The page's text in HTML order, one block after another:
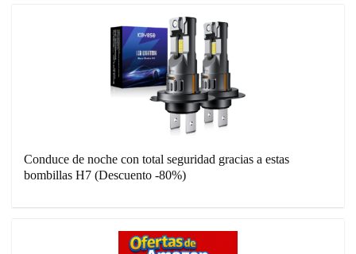
Conduce de noche con total seguridad gracias a estas
bombillas H7 (Descuento -80%)